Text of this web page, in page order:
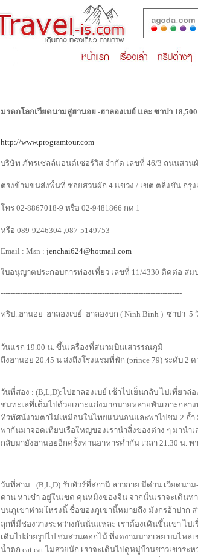
มรดกโลกเวียดนามสู่ฮานอย -ฮาลองเบย์ และ ซาปา
http://www.programtour.com
บริษัท ภัทรเซลล์แอนด์เซอร์วิส จำกัด เลขที่ 46/3 ถนนสวน
ตรงข้ามขนส่งพื้นที่ ซอยสวนผัก 4 แขวง / เขต ตลิ่งชัน กรุง
โทร 02-8867018-9 หรือ 02-9481866 กด 1
หรือ 089-9246304 ,087-5149753
Email : Msn : jenchai624@hotmail.com
ใบอนุญาตประกอบการท่องเที่ยว เลขที่ 11/4330 ติดต่อ สม
---------------------------------------------------------------------------
ทริป..ฮานอย  ฮาลองเบย์  ฮาลองบก ( Ninh Binh )  ซาปา  5
วันแรก 19.00 น. ขึ้นเครื่องที่สนามบินเสวรรณภูมิ
ถึงฮานอย 20.45 น ส่งถึงโรงแรมที่พัก (prince 79) ระดับ 2
วันที่สอง : (B,L,D):ไปฮาลองเบย์ เช้าไปเย็นกลับ ไปเที่ยวล่อ
ชมทะเลที่เต็มไปด้วยเกาะแก่งมากมายหลายพันเกาะกล
ทิวทัศน์งามตาไม่เหมือนในไทยแน่นอนและพาไปชม 2 ถ้ำ
พากันมาจอดเทียบเรือใหญ่ของเรานำสิ่งของต่าง ๆ มานำ
กลับมายังฮานอยอีกครั้งทานอาหารค่ำกัน เวลา 21.30 น.
วันที่สาม : (B,L,D):รับทัวร์ที่สถานี ลาวกาย มีด่าน เวียดนา
ด่าน ห่าเข๋า อยู่ในเขต คุนหมิงของจีน จากนั้นเราจะเดิน
บนภูเขาห่ามโหร่งนี้ ชื่อของภูเขานี้หมายถึง มังกรอ้าปาก ส่ว
ลุกที่มีช่องว่างระหว่างกันนั่นแหละ เราต้องเดินขึ้นเขา ไปเ
เดินไปถ่ายรูปไป ชมสวนดอกไม้ ที่งดงามมากเลย บนไหล่
น้ำตก cat cat ไม่สวยนัก เราจะเดินไปดูหมู่บ้านชาวเขาระ